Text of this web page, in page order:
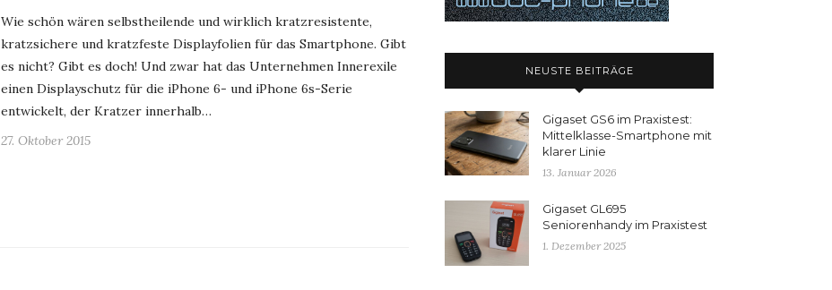
Wie schön wären selbstheilende und wirklich kratzresistente,
kratzsichere und kratzfeste Displayfolien für das Smartphone. Gibt
es nicht? Gibt es doch! Und zwar hat das Unternehmen Innerexile
einen Displayschutz für die iPhone 6- und iPhone 6s-Serie
entwickelt, der Kratzer innerhalb…
27. Oktober 2015
NEUSTE BEITRÄGE
Gigaset GS6 im Praxistest:
Mittelklasse-Smartphone mit
klarer Linie
13. Januar 2026
Gigaset GL695
Seniorenhandy im Praxistest
1. Dezember 2025